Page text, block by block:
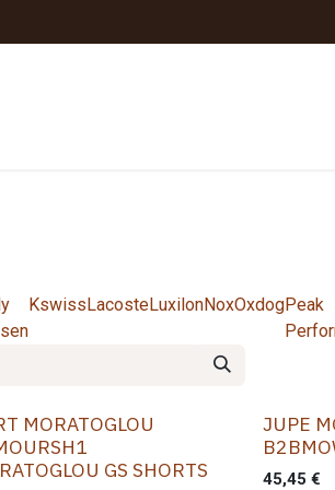
KswissLacosteLuxilonNoxOxdogPeak
MORATOGLOU
GS SHORTS
JUPE
45,45 €